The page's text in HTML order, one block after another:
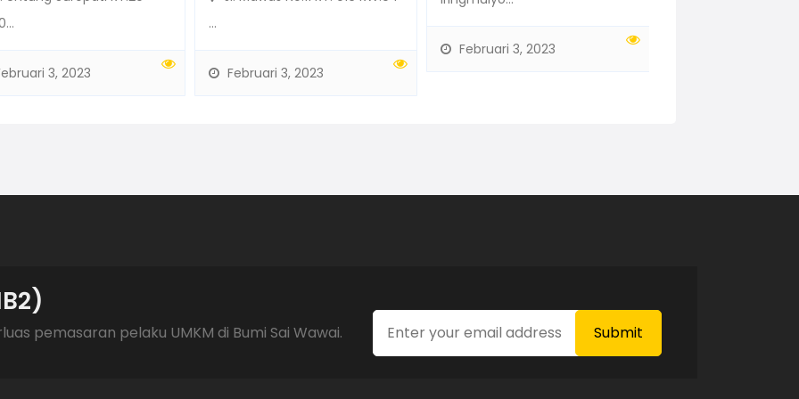
3, 2023
...
Februari 3, 2023
Februari 3, 2023
pemasaran pelaku UMKM di Bumi Sai Wawai.